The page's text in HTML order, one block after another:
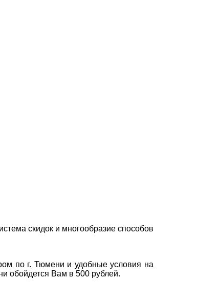
скидок и многообразие способов
по г. Тюмени и удобные условия на
обойдется Вам в 500 рублей.